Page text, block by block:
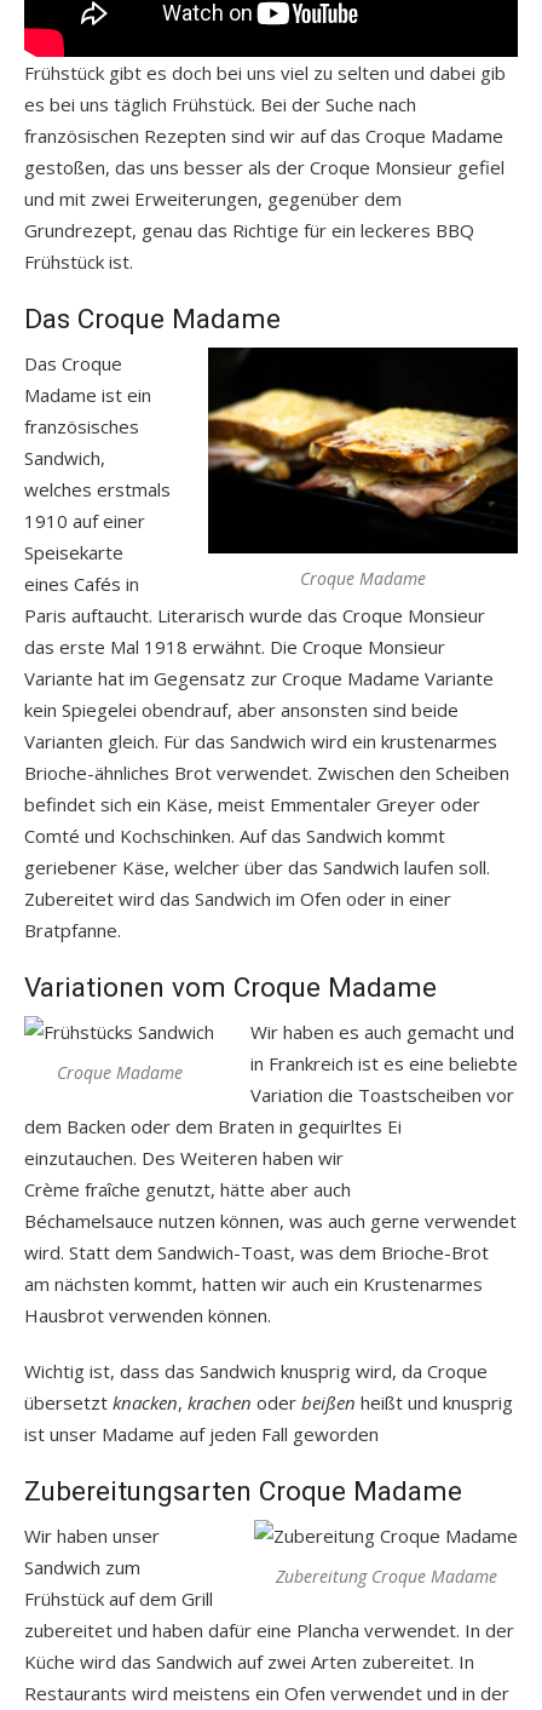
Frühstück gibt es doch bei uns viel zu selten und dabei gib
es bei uns täglich Frühstück. Bei der Suche nach
französischen Rezepten sind wir auf das Croque Madame
gestoßen, das uns besser als der Croque Monsieur gefiel
und mit zwei Erweiterungen, gegenüber dem
Grundrezept, genau das Richtige für ein leckeres BBQ
Frühstück ist.
Das Croque Madame
Croque Madame
Das Croque
Madame ist ein
französisches
Sandwich,
welches erstmals
1910 auf einer
Speisekarte
eines Cafés in
Paris auftaucht. Literarisch wurde das Croque Monsieur
das erste Mal 1918 erwähnt. Die Croque Monsieur
Variante hat im Gegensatz zur Croque Madame Variante
kein Spiegelei obendrauf, aber ansonsten sind beide
Varianten gleich. Für das Sandwich wird ein krustenarmes
Brioche-ähnliches Brot verwendet. Zwischen den Scheiben
befindet sich ein Käse, meist Emmentaler Greyer oder
Comté und Kochschinken. Auf das Sandwich kommt
geriebener Käse, welcher über das Sandwich laufen soll.
Zubereitet wird das Sandwich im Ofen oder in einer
Bratpfanne.
Variationen vom Croque Madame
Croque Madame
Wir haben es auch gemacht und
in Frankreich ist es eine beliebte
Variation die Toastscheiben vor
dem Backen oder dem Braten in gequirltes Ei
einzutauchen. Des Weiteren haben wir
Crème fraîche genutzt, hätte aber auch
Béchamelsauce nutzen können, was auch gerne verwendet
wird. Statt dem Sandwich-Toast, was dem Brioche-Brot
am nächsten kommt, hatten wir auch ein Krustenarmes
Hausbrot verwenden können.
Wichtig ist, dass das Sandwich knusprig wird, da Croque
übersetzt knacken, krachen oder beißen heißt und knusprig
ist unser Madame auf jeden Fall geworden
Zubereitungsarten Croque Madame
Zubereitung Croque Madame
Wir haben unser
Sandwich zum
Frühstück auf dem Grill
zubereitet und haben dafür eine Plancha verwendet. In der
Küche wird das Sandwich auf zwei Arten zubereitet. In
Restaurants wird meistens ein Ofen verwendet und in der